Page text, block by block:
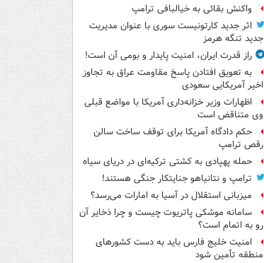
واکنش بقائی به خیالبافی ترامپ
اثر جدید کارتونیست سوری با عنوان مدیریت
جدید تنگه هرمز
راز قدرت ایران، امنیت پایدار و بومی آن است!
به تعویق افتادن پاسخ مقاومت عراق به تجاوز
اخیر آمریکایی سعودی
اظهارات وزیر خزانه‌داری آمریکا با مواضع قبلی
وی متناقض است
حکم دادگاه آمریکا برای توقف ساخت سالن
رقص ترامپ
حمله پهپادی به کشتی ترکیه‌ای در دریای سیاه
ترامپ و نتانیاهو جنایتکار جنگی هستند!
میزبانی استقلال در آسیا به امارات می‌رسد؟
سامانه موشکی پاتریوت چیست و چرا ذخایر آن
رو به اتمام است؟
امنیت خلیج فارس باید به دست کشورهای
منطقه تأمین شود